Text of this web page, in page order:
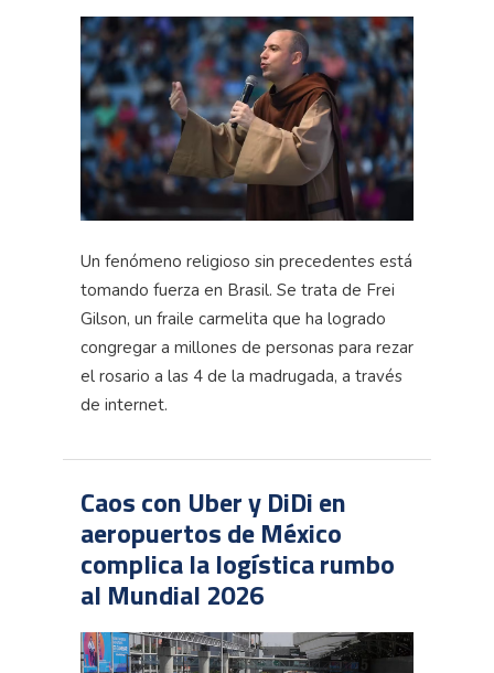
Un fenómeno religioso sin precedentes está
tomando fuerza en Brasil. Se trata de Frei
Gilson, un fraile carmelita que ha logrado
congregar a millones de personas para rezar
el rosario a las 4 de la madrugada, a través
de internet.
Caos con Uber y DiDi en
aeropuertos de México
complica la logística rumbo
al Mundial 2026